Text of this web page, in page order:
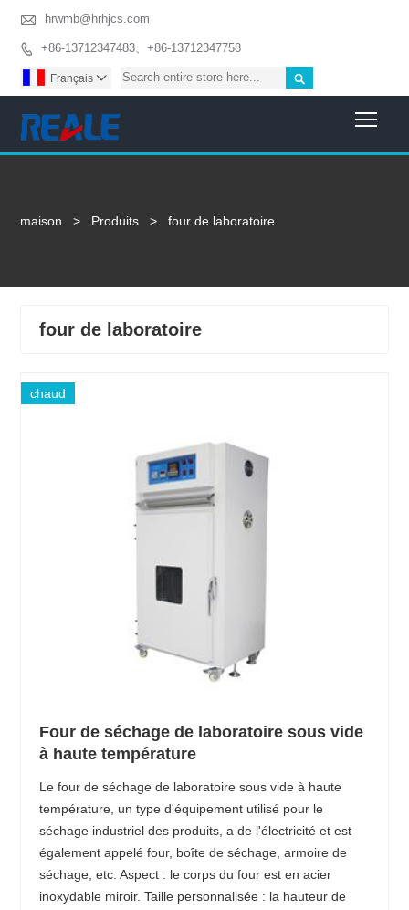
 hrwmb@hrhjcs.com
 +86-13712347483、+86-13712347758

Français 
maison > Produits > four de laboratoire
four de laboratoire
chaud
Four de séchage de laboratoire sous vide
à haute température
Le four de séchage de laboratoire sous vide à haute
température, un type d'équipement utilisé pour le
séchage industriel des produits, a de l'électricité et est
également appelé four, boîte de séchage, armoire de
séchage, etc. Aspect : le corps du four est en acier
inoxydable miroir. Taille personnalisée : la hauteur de